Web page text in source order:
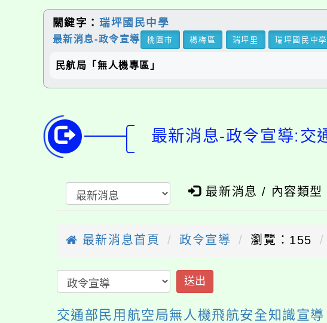
關鍵字： 瑞坪國民中學
最新消息-政令宣導 桃園市 楊梅區 瑞坪里 瑞坪國民中學
民航局「無人機專區」
最新消息-政令宣導:交
最新消息 / 內容類型
最新消息首頁 政令宣導 瀏覽：155
送出
交通部民用航空局無人機飛航安全知識宣導